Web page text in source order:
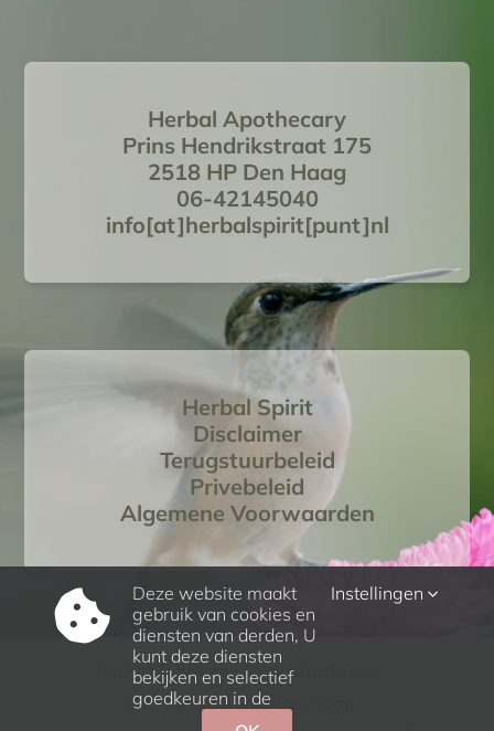
Herbal Apothecary
Prins Hendrikstraat 175
2518 HP Den Haag
06-42145040
info[at]herbalspirit[punt]nl
Herbal Spirit
Disclaimer
Terugstuurbeleid
Privebeleid
Algemene Voorwaarden
Ancient Traditions – New Experiences
2026 © Herbal Spirit Den Haag
Deze website maakt
gebruik van cookies en
diensten van derden, U
kunt deze diensten
bekijken en selectief
goedkeuren in de
Instellingen